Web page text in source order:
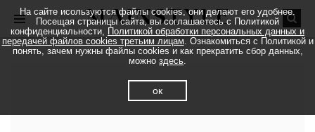
На сайте исользуются файлы cookies, они делают его удобнее.
Посещая страницы сайта, вы соглашаетесь с Политикой
конфиденциальности, Политикой обработки персональных данных и
передачей файлов cookies третьим лицам. Ознакомиться с Политикой и
понять, зачем нужны файлы cookies и как прекратить сбор данных,
можно здесь.
ок